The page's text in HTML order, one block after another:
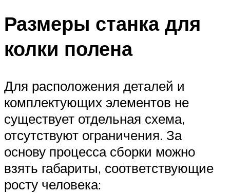
Размеры станка для
колки полена
Для расположения деталей и
комплектующих элементов не
существует отдельная схема,
отсутствуют ограничения. За
основу процесса сборки можно
взять габариты, соответствующие
росту человека: